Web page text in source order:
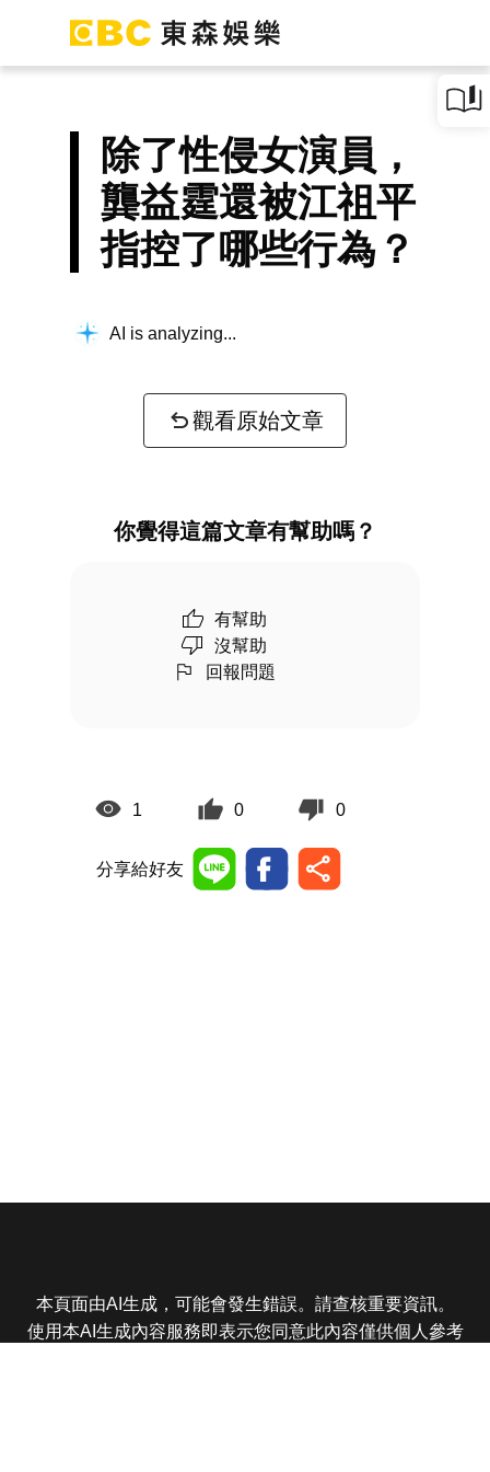
除了性侵女演員，
龔益霆還被江祖平
指控了哪些行為？
AI is analyzing...
觀看原始文章
你覺得這篇文章有幫助嗎？
有幫助
沒幫助
回報問題
1 0 0
分享給好友
本頁面由AI生成，可能會發生錯誤。請查核重要資訊。
使用本AI生成內容服務即表示您同意此內容僅供個人參考